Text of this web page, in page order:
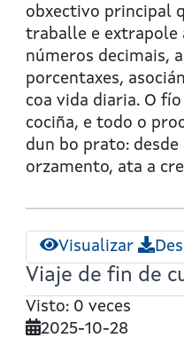
obxectivo principal
traballe e extrapole
números decimais,
porcentaxes,
coa vida diaria. O
cociña, e todo o
dun bo prato: desde
orzamento, ata a
Visualizar
Viaje de fin de
Visto: 0 veces
2025-10-28